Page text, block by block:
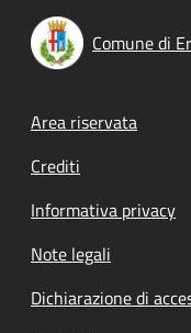
Comune di
Footer
Area riservata
Crediti
Informativa privacy
Note legali
Dichiarazione di